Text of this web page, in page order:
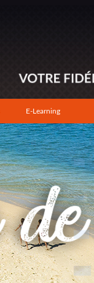
E-Learning